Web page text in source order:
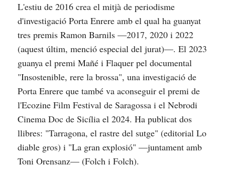
L'estiu de 2016 crea el mitjà de periodisme
d'investigació Porta Enrere amb el qual ha guanyat
tres premis Ramon Barnils —2017, 2020 i 2022
(aquest últim, menció especial del jurat)—. El 2023
guanya el premi Mañé i Flaquer pel documental
"Insostenible, rere la brossa", una investigació de
Porta Enrere que també va aconseguir el premi de
l'Ecozine Film Festival de Saragossa i el Nebrodi
Cinema Doc de Sicília el 2024. Ha publicat dos
llibres: "Tarragona, el rastre del sutge" (editorial Lo
diable gros) i "La gran explosió" —juntament amb
Toni Orensanz— (Folch i Folch).